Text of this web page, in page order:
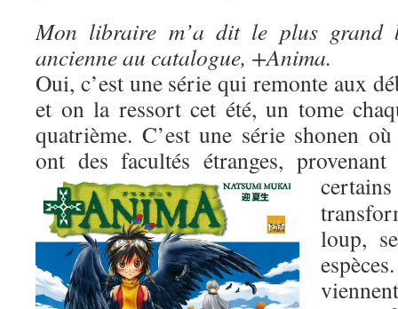
Mon libraire m’a dit le plus grand
ancienne au catalogue, +Anima.
Oui, c’est une série qui remonte aux
et on la ressort cet été, un tome
quatrième. C’est une série shonen
ont des facultés étranges,
loup,